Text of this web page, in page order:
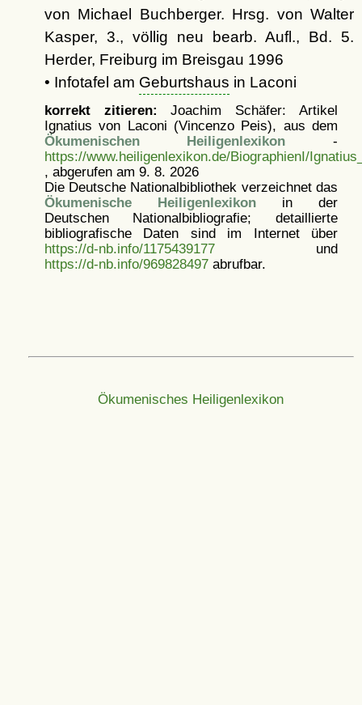
von Michael Buchberger. Hrsg. von Walter
Kasper, 3., völlig neu bearb. Aufl., Bd. 5.
Herder, Freiburg im Breisgau 1996
• Infotafel am Geburtshaus in Laconi
korrekt zitieren: Joachim Schäfer: Artikel
Ignatius von Laconi (Vincenzo Peis), aus dem
Ökumenischen Heiligenlexikon -
https://www.heiligenlexikon.de/BiographienI/
, abgerufen am 9. 8. 2026
Die Deutsche Nationalbibliothek verzeichnet das
Ökumenische Heiligenlexikonin der
Deutschen Nationalbibliografie; detaillierte
bibliografische Daten sind im Internet über
https://d-nb.info/1175439177und
https://d-nb.info/969828497abrufbar.
Ökumenisches Heiligenlexikon